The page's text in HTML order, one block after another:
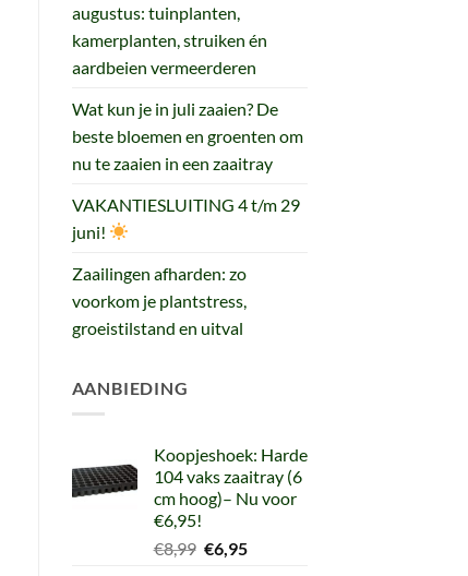
augustus: tuinplanten,
kamerplanten, struiken én
aardbeien vermeerderen
Wat kun je in juli zaaien? De
beste bloemen en groenten om
nu te zaaien in een zaaitray
VAKANTIESLUITING 4 t/m 29
juni!
Zaailingen afharden: zo
voorkom je plantstress,
groeistilstand en uitval
AANBIEDING
Koopjeshoek: Harde
104 vaks zaaitray (6
cm hoog)– Nu voor
€6,95!
€8,99 Oorspronkelijke
€6,95Huidige